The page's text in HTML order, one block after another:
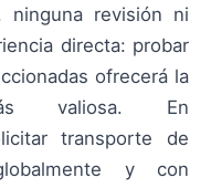
ninguna revisión ni
directa: probar
ofrecerá la
valiosa. En
transporte de
y con